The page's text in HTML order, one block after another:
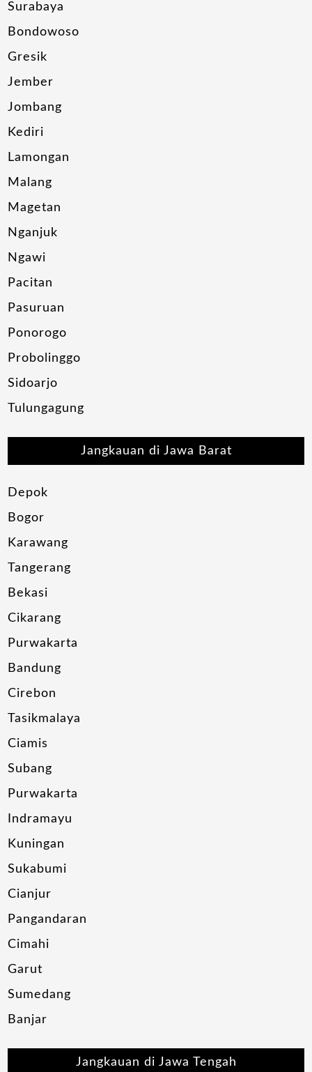
Surabaya
Bondowoso
Gresik
Jember
Jombang
Kediri
Lamongan
Malang
Magetan
Nganjuk
Ngawi
Pacitan
Pasuruan
Ponorogo
Probolinggo
Sidoarjo
Tulungagung
Jangkauan di Jawa Barat
Depok
Bogor
Karawang
Tangerang
Bekasi
Cikarang
Purwakarta
Bandung
Cirebon
Tasikmalaya
Ciamis
Subang
Purwakarta
Indramayu
Kuningan
Sukabumi
Cianjur
Pangandaran
Cimahi
Garut
Sumedang
Banjar
Jangkauan di Jawa Tengah